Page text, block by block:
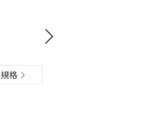
E5CC / E5CC-B / E5CC-U
格
電源供應器（15/30/60/120/